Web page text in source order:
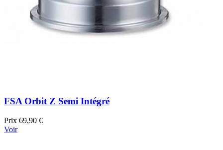
FSA Orbit Z Semi Intégré
Prix 69,90 €
Voir